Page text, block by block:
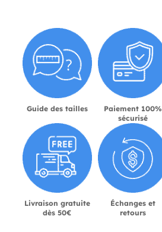
Guide des tailles
Paiement 100%
sécurisé
Livraison gratuite
dès 50€
Échanges et
retours